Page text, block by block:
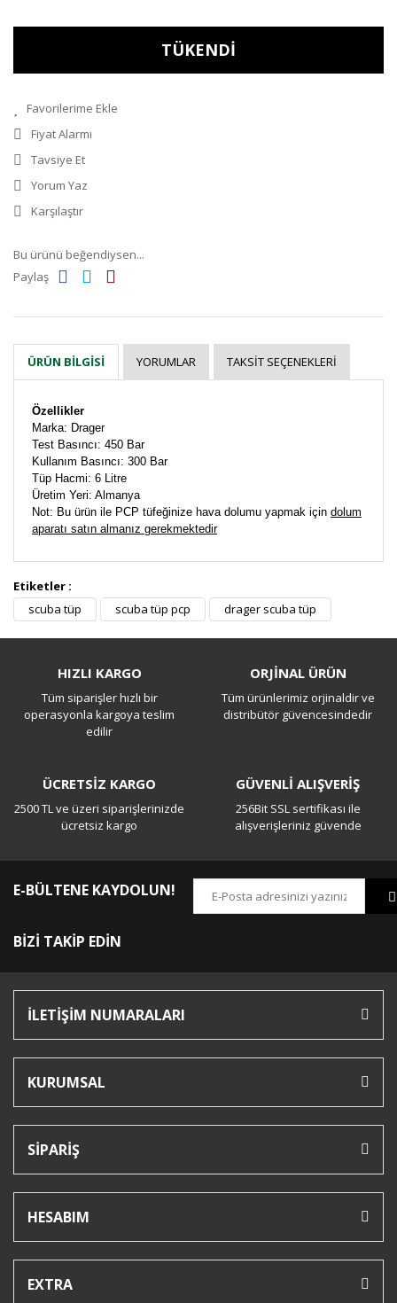
TÜKENDİ
Fiyat Alarmı
Tavsiye Et
Yorum Yaz
Karşılaştır
Bu ürünü beğendiysen...
Paylaş
ÜRÜN BILGISI YORUMLAR TAKSIT SEÇENEKLERI
Özellikler
Marka: Drager
Test Basıncı: 450 Bar
Kullanım Basıncı: 300 Bar
Tüp Hacmi: 6 Litre
Üretim Yeri: Almanya
Not: Bu ürün ile PCP tüfeğinize hava dolumu yapmak için dolum
aparatı satın almanız gerekmektedir
Bu ürüne ilk yorumu siz yapın!
Etiketler :
scuba tüp
scuba tüp pcp drager scuba tüp
HIZLI KARGO
Tüm siparişler hızlı bir
operasyonla kargoya teslim
edilir
ORJİNAL ÜRÜN
Tüm ürünlerimiz orjinaldir ve
distribütör güvencesindedir
ÜCRETSİZ KARGO
2500 TL ve üzeri siparişlerinizde
ücretsiz kargo
GÜVENLİ ALIŞVERİŞ
256Bit SSL sertifikası ile
alışverişleriniz güvende
E-BÜLTENE KAYDOLUN!
BİZİ TAKİP EDİN
İLETİŞİM NUMARALARI
KURUMSAL
SİPARİŞ
HESABIM
EXTRA